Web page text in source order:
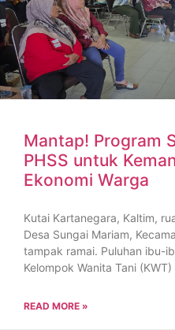
Mantap! Program
PHSS untuk
Ekonomi Warga
Kutai Kartanegara, Kaltim,
Desa Sungai Mariam,
tampak ramai. Puluhan ibu-
Kelompok Wanita Tani
READ MORE »